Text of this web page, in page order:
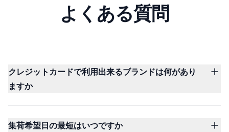
よくある質問
クレジットカードで利用出来るブランドは何があり
ますか
集荷希望日の最短はいつですか